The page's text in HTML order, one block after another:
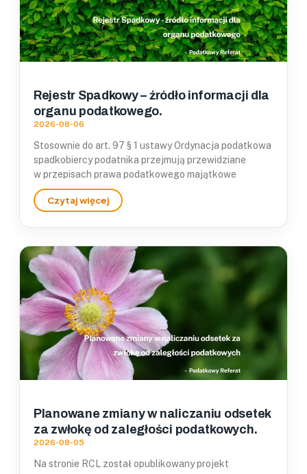
Rejestr Spadkowy – źródło informacji dla
organu podatkowego.
2026-08-06
Stosownie do art. 97 § 1 ustawy Ordynacja podatkowa
spadkobiercy podatnika przejmują przewidziane
w przepisach prawa podatkowego majątkowe
Planowane zmiany w naliczaniu odsetek
za zwłokę od zaległości podatkowych.
2026-08-05
Na stronie RCL został opublikowany projekt